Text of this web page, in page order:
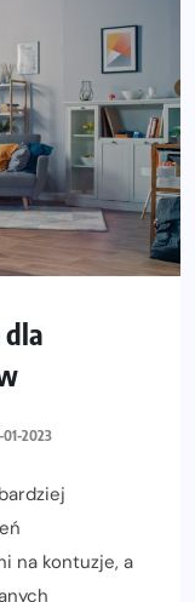
2023
na kontuzje, a